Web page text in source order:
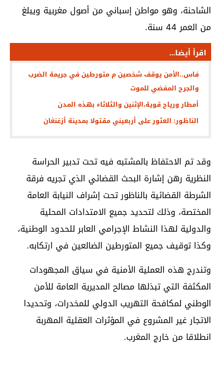
الشاحنة، وهو مواطن إسباني من أصول مغربية ويبلغ
من العمر 44 سنة.
اقرأ أيضا...
فاس..الأمن يوقف شخصين م متورطين في جريمة الضرب
والجرح المفضي للموت
أمطار ورياح قوية،الإثنين والثلاثاء بهذه المدن
وقد تم الاحتفاظ بالمشتبه فيه تحت تدبير الحراسة
النظرية رهن إشارة البحث القضائي الذي تجريه فرقة
الشرطة القضائية بالناظور تحت إشراف النيابة العامة
المختصة، وذلك لتحديد جميع الامتدادات المحلية
والدولية لهذا النشاط الإجرامي العابر للحدود الوطنية،
وكذا توقيف جميع المتورطين الضالعين في ارتكابه.
وتندرج هذه العملية الأمنية في سياق المجهودات
المكثفة التي تبذلها مصالح المديرية العامة للأمن
الوطني لمكافحة التهريب الدولي للمخدرات، وتحديدا
الاتجار غير المشروع في المؤثرات العقلية المهربة
انطلاقا من خارج المغرب.